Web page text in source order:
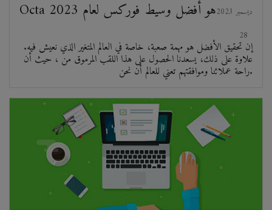
Octa هو أفضل وسيط فوركس لعام 20232023 ديسمبر
إن تحقيق الأفضل هو مهمة صعبة، خاصة في العالم المتغير الذي نعيش فيه.
علاوة على ذلك، يسعدنا الحصول على هذا اللقب المرموق من ، حيث أن
راحة عملائنا وموافقتهم تعني للعالم أن نحن.